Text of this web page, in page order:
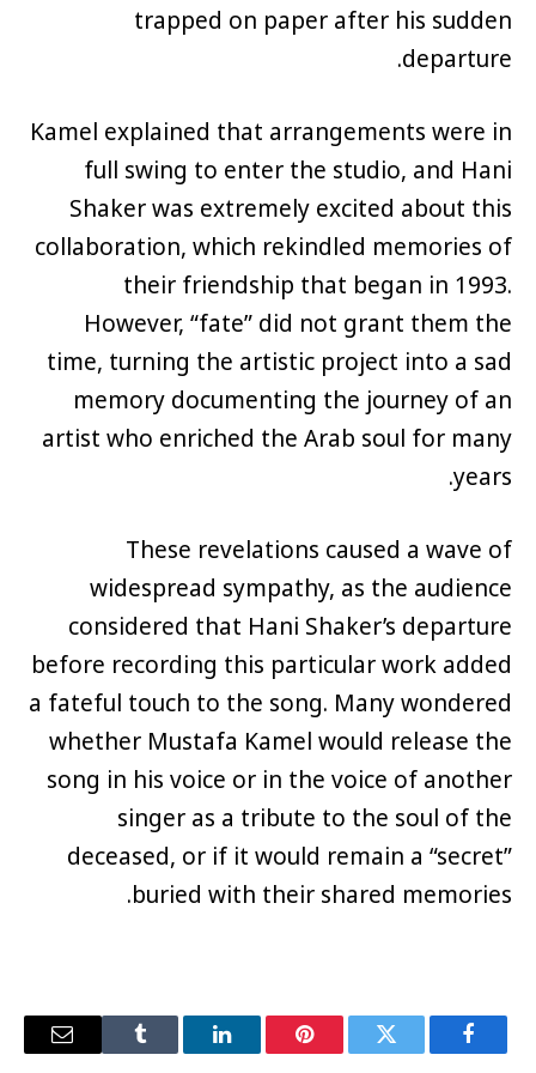
trapped on paper after his sudden
departure.
Kamel explained that arrangements were in
full swing to enter the studio, and Hani
Shaker was extremely excited about this
collaboration, which rekindled memories of
their friendship that began in 1993.
However, “fate” did not grant them the
time, turning the artistic project into a sad
memory documenting the journey of an
artist who enriched the Arab soul for many
years.
These revelations caused a wave of
widespread sympathy, as the audience
considered that Hani Shaker’s departure
before recording this particular work added
a fateful touch to the song. Many wondered
whether Mustafa Kamel would release the
song in his voice or in the voice of another
singer as a tribute to the soul of the
deceased, or if it would remain a “secret”
buried with their shared memories.
فيسبوك تويتر بينتيريستلينكدإن Tumblr
البريد